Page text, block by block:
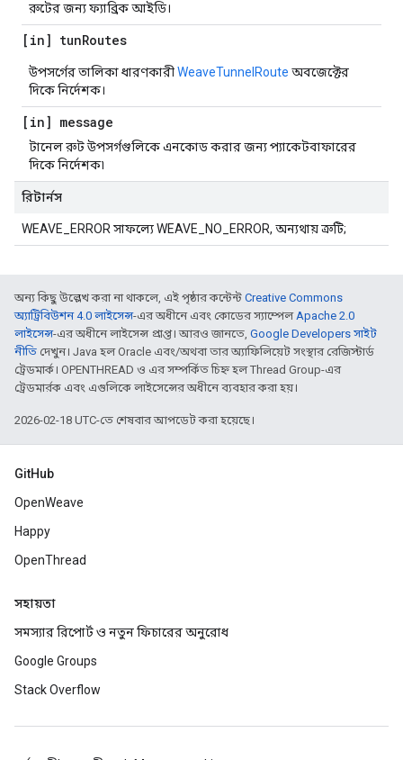
রুটের জন্য ফ্যাব্রিক আইডি।
[in] tunRoutes
উপসর্গের তালিকা ধারণকারীWeaveTunnelRoute অবজেক্টের
দিকে নির্দেশক।
[in] message
টানেল রুট উপসর্গগুলিকে এনকোড করার জন্য প্যাকেটবাফারের
দিকে নির্দেশক৷
রিটার্নস
WEAVE_ERROR সাফল্যে WEAVE_NO_ERROR, অন্যথায় ত্রুটি;
অন্য কিছু উল্লেখ করা না থাকলে, এই পৃষ্ঠার কন্টেন্ট Creative Commons
অ্যাট্রিবিউশন 4.0 লাইসেন্স-এর অধীনে এবং কোডের স্যাম্পেলApache 2.0
লাইসেন্স-এর অধীনে লাইসেন্স প্রাপ্ত। আরও জানতে, Google Developers সাইট
নীতি দেখুন। Java হল Oracle এবং/অথবা তার অ্যাফিলিয়েট সংস্থার রেজিস্টার্ড
ট্রেডমার্ক। OPENTHREAD ও এর সম্পর্কিত চিহ্ন হল Thread Group-এর
ট্রেডমার্রক এবং এগুলিকে লাইসেন্সের অধীনে ব্যবহার করা হয়।
2026-02-18 UTC-তে শেষবার আপডেট করা হয়েছে।
GitHub
OpenWeave
Happy
OpenThread
সহায়তা
সমস্যার রিপোর্ট ও নতুন ফিচারের অনুরোধ
Google Groups
Stack Overflow